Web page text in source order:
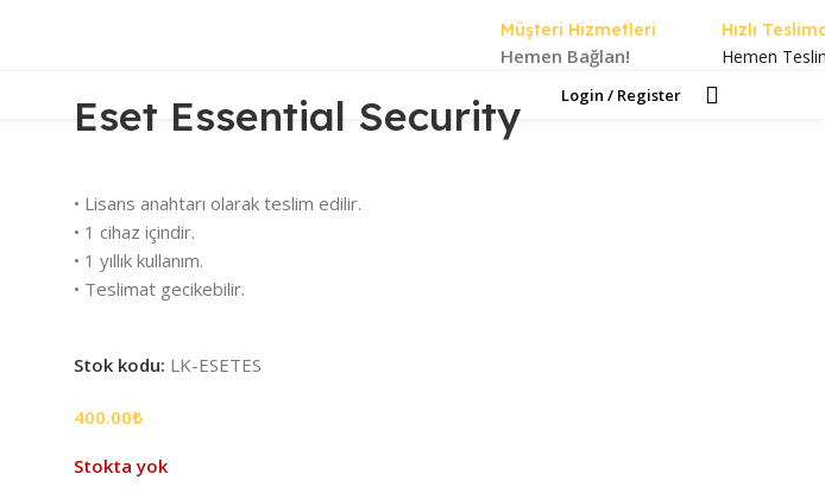
Müşteri Hizmetleri
Hemen Bağlan!
Hızlı
Hemen
Login / Register
Eset Essential Security
• Lisans anahtarı olarak teslim edilir.
• 1 cihaz içindir.
• 1 yıllık kullanım.
• Teslimat gecikebilir.
Stok kodu: LK-ESETES
400.00₺
Stokta yok